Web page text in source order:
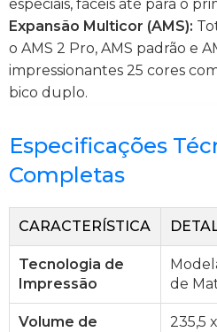
especiais, fáceis até para o
Expansão Multicor (AMS):
o AMS 2 Pro, AMS padrão e
impressionantes 25 cores
bico duplo.
Especificações
Completas
CARACTERÍSTICA
Tecnologia de
Impressão
de
Volume de
235,5